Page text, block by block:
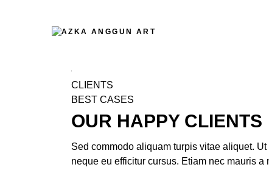
CLIENTS
BEST CASES
OUR HAPPY CLIENTS
Sed commodo aliquam turpis vitae aliquet.
neque eu efficitur cursus. Etiam nec mauris